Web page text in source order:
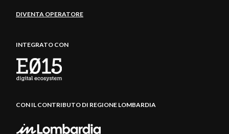
DIVENTA OPERATORE
INTEGRATO CON
CON IL CONTRIBUTO DI REGIONE LOMBARDIA